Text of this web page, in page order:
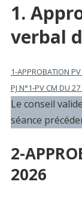
1.
verbal
1-APPROBATION
PJ N°1-PV CM DU
Le conseil
séance
2-
2026